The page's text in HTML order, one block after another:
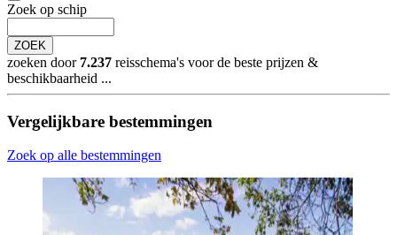
Zoek op schip
ZOEK
zoeken door 7.237 reisschema's voor de beste prijzen &
beschikbaarheid ...
Vergelijkbare bestemmingen
Zoek op alle bestemmingen